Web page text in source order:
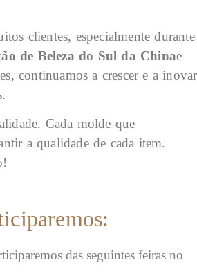
clientes, especialmente durante
de Beleza do Sul da Chinae
continuamos a crescer e a
Cada molde que
a qualidade de cada item.
das seguintes feiras no